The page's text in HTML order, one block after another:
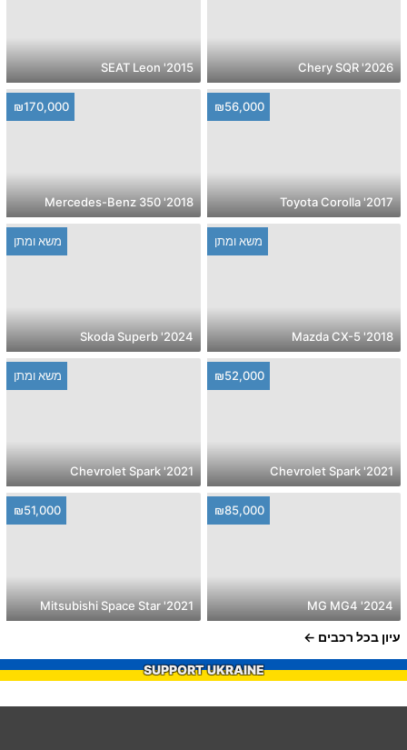
2026' Chery SQR
2015' SEAT Leon
₪56,000
2017' Toyota Corolla
₪170,000
2018' Mercedes-Benz 350
משא ומתן
2018' Mazda CX-5
משא ומתן
2024' Skoda Superb
₪52,000
2021' Chevrolet Spark
משא ומתן
2021' Chevrolet Spark
₪85,000
2024' MG MG4
₪51,000
2021' Mitsubishi Space Star
עיון בכל רכבים
SUPPORT UKRAINE